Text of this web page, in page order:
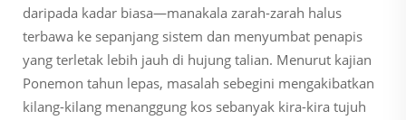
daripada kadar biasa—manakala zarah-zarah halus
terbawa ke sepanjang sistem dan menyumbat penapis
yang terletak lebih jauh di hujung talian. Menurut kajian
Ponemon tahun lepas, masalah sebegini mengakibatkan
kilang-kilang menanggung kos sebanyak kira-kira tujuh